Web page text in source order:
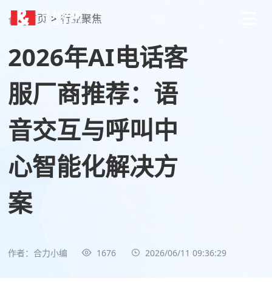
首页 > 行业聚焦
2026年AI电话客
服厂商推荐：语
音交互与呼叫中
心智能化解决方
案
作者：合力小编 1676 2026/06/11 09:36:29